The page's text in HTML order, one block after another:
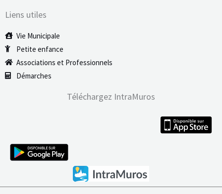
Liens utiles
Vie Municipale
Petite enfance
Associations et Professionnels
Démarches
Téléchargez IntraMuros